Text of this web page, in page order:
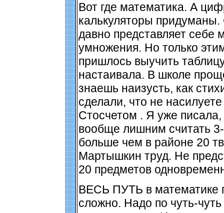
Вот где математика. А
калькуляторы
давно представляет себе
умножения. Но только
пришлось выучить
настаивала. В школе
знаешь наизусть, как
сделали, что не
Стосчетом . Я уже писала,
вообще лишним считать
больше чем в районе 20
Мартышкин труд. Не
20 предметов
ВЕСЬ ПУТЬ в математике
сложно. Надо по чуть-